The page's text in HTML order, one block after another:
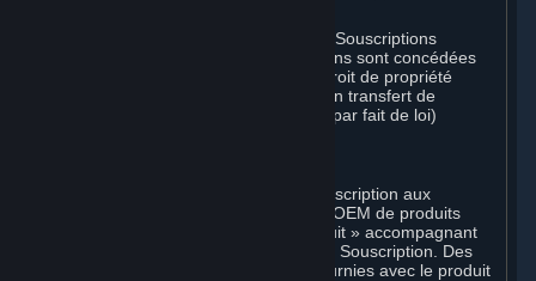
Vous reconnaissez par ailleurs que les Souscriptions
acquises sur un Marché de Souscriptions sont concédées
sous licence, que vous n'avez aucun droit de propriété
dessus et que Valve ne reconnaît aucun transfert de
Souscriptions (y compris les transferts par fait de loi)
Valve peut proposer ou exiger une Souscription aux
acheteurs de versions individuelles ou OEM de produits
Valve. La « Clé CD » ou « Clé de produit » accompagnant
lesdites versions permet d'activer votre Souscription. Des
instructions supplémentaires seront fournies avec le produit